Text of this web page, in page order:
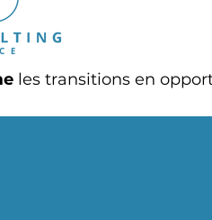
les transitions en